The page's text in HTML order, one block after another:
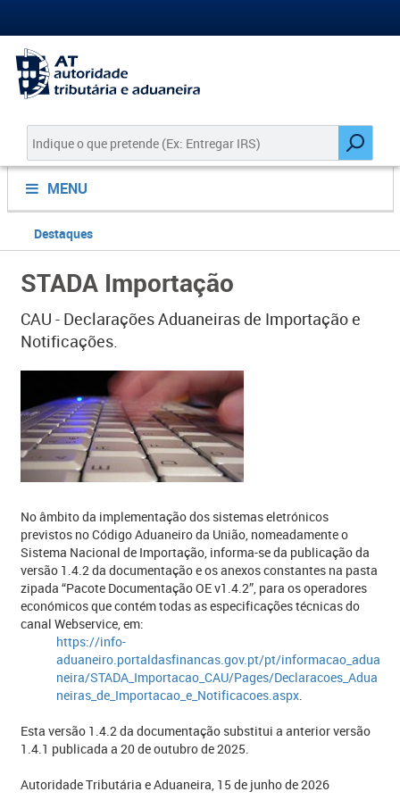
MENU
Destaques
STADA Importação
CAU - Declarações Aduaneiras de Importação e
Notificações.
No âmbito da implementação dos sistemas eletrónicos
previstos no Código Aduaneiro da União, nomeadamente o
Sistema Nacional de Importação, informa-se da publicação da
versão 1.4.2 da documentação e os anexos constantes na pasta
zipada “Pacote Documentação OE v1.4.2”, para os operadores
económicos que contém todas as especificações técnicas do
canal Webservice, em:
https://info-
aduaneiro.portaldasfinancas.gov.pt/pt/informacao_adua
neira/STADA_Importacao_CAU/Pages/Declaracoes_Adua
neiras_de_Importacao_e_Notificacoes.aspx.
​Esta versão 1.4.2 da documentação substitui a anterior versão
1.4.1 publicada a 20 de outubro de 2025.
Autoridade Tributária e Aduaneira, 15 de junho de 2026